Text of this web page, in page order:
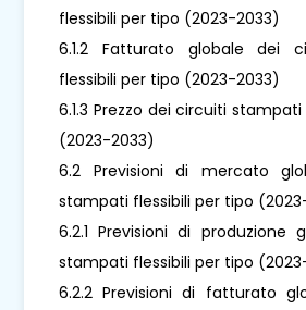
flessibili per tipo (2023-2033)
6.1.2 Fatturato globale dei
flessibili per tipo (2023-2033)
6.1.3 Prezzo dei circuiti
(2023-2033)
6.2 Previsioni di mercato
stampati flessibili per tipo
6.2.1 Previsioni di produzione
stampati flessibili per tipo
6.2.2 Previsioni di fatturato